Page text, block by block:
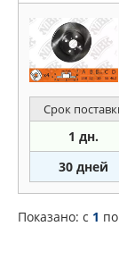
Срок
1 дн.
30 дней
Показано: c 1 по